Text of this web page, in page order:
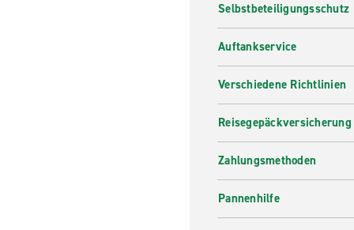
Selbstbeteiligungsschutz
Auftankservice
Verschiedene Richtlinien
Reisegepäckversicherung
Zahlungsmethoden
Pannenhilfe